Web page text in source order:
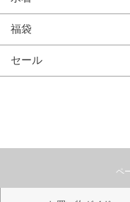
福袋
セール
ペ